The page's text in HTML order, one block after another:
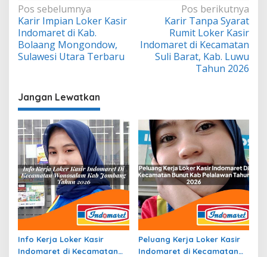
Navigasi
pos
Pos sebelumnya
Karir Impian Loker Kasir
Indomaret di Kab.
Bolaang Mongondow,
Sulawesi Utara Terbaru
Pos berikutnya
Karir Tanpa Syarat
Rumit Loker Kasir
Indomaret di Kecamatan
Suli Barat, Kab. Luwu
Tahun 2026
Jangan Lewatkan
Info Kerja Loker Kasir
Indomaret di Kecamatan
Peluang Kerja Loker Kasir
Indomaret di Kecamatan